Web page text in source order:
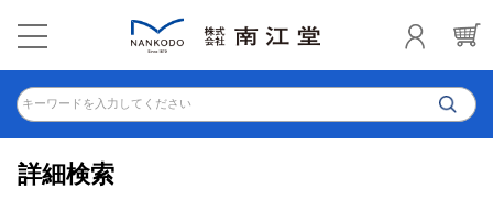
キーワードを入力してください
詳細検索